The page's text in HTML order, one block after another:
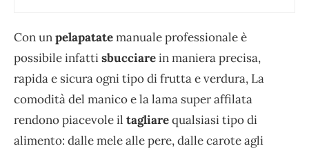
Con unpelapatatemanuale professionale è
possibile infattisbucciarein maniera precisa,
rapida e sicura ogni tipo di frutta e verdura, La
comodità del manico e la lama super affilata
rendono piacevole il tagliarequalsiasi tipo di
alimento: dalle mele alle pere, dalle carote agli